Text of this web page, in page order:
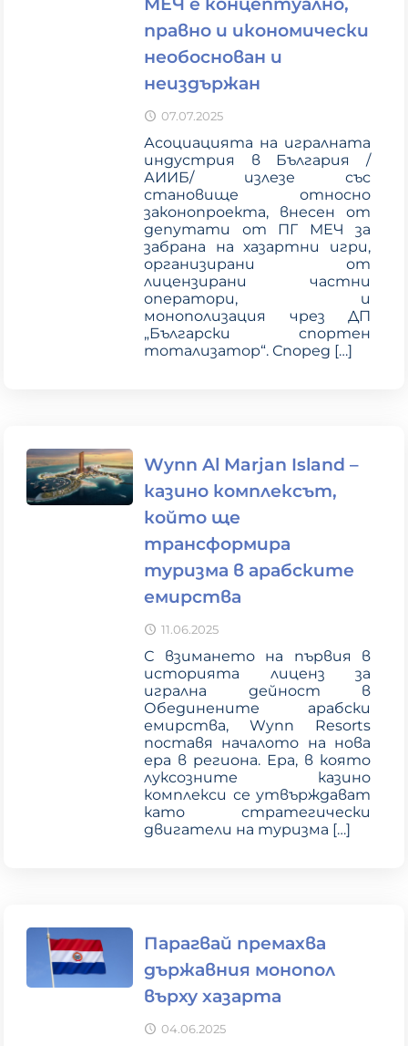
правно и икономически
необоснован и
неиздържан
07.07.2025
Асоциацията на игралната
индустрия в България /
АИИБ/ излезе със
становище относно
законопроекта, внесен от
депутати от ПГ МЕЧ за
забрана на хазартни игри,
организирани от
лицензирани частни
оператори, и
монополизация чрез ДП
„Български спортен
тотализатор“. Според […]
Wynn Al Marjan Island –
казино комплексът,
който ще
трансформира
туризма в арабските
емирства
11.06.2025
С взимането на първия в
историята лиценз за
игрална дейност в
Обединените арабски
емирства, Wynn Resorts
поставя началото на нова
ера в региона. Ера, в която
луксозните казино
комплекси се утвърждават
като стратегически
двигатели на туризма […]
Парагвай премахва
държавния монопол
върху хазарта
04.06.2025